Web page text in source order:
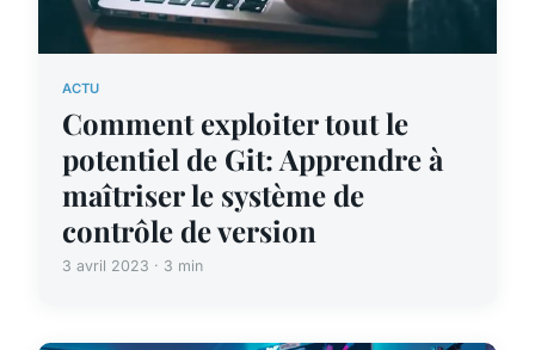
ACTU
Comment exploiter tout le
potentiel de Git: Apprendre à
maîtriser le système de
contrôle de version
3 avril 2023 · 3 min